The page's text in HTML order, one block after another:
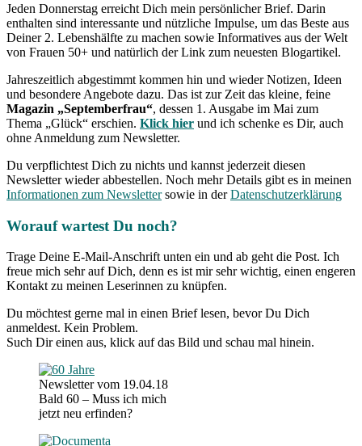
Jeden Donnerstag erreicht Dich mein persönlicher Brief. Darin
enthalten sind interessante und nützliche Impulse, um das Beste aus
Deiner 2. Lebenshälfte zu machen sowie Informatives aus der Welt
von Frauen 50+ und natürlich der Link zum neuesten Blogartikel.
Jahreszeitlich abgestimmt kommen hin und wieder Notizen, Ideen
und besondere Angebote dazu. Das ist zur Zeit das kleine, feine
Magazin „Septemberfrau“, dessen 1. Ausgabe im Mai zum
Thema „Glück“ erschien. Klick hier und ich schenke es Dir, auch
ohne Anmeldung zum Newsletter.
Du verpflichtest Dich zu nichts und kannst jederzeit diesen
Newsletter wieder abbestellen. Noch mehr Details gibt es in meinen
Informationen zum Newslettersowie in derDatenschutzerklärung
Worauf wartest Du noch?
Trage Deine E-Mail-Anschrift unten ein und ab geht die Post. Ich
freue mich sehr auf Dich, denn es ist mir sehr wichtig, einen engeren
Kontakt zu meinen Leserinnen zu knüpfen.
Du möchtest gerne mal in einen Brief lesen, bevor Du Dich
anmeldest. Kein Problem.
Such Dir einen aus, klick auf das Bild und schau mal hinein.
Newsletter vom 19.04.18
Bald 60 – Muss ich mich
jetzt neu erfinden?